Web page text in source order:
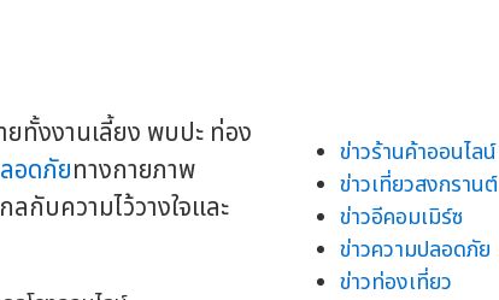
ทั้งงานเลี้ยง พบปะ ท่อง
อดภัยทางกายภาพ
กับความไว้วางใจและ
ข่าวร้านค้าออนไลน์
ข่าวเที่ยวสงกรานต์
ข่าวอีคอมเมิร์ซ
ข่าวความปลอดภัย
ข่าวท่องเที่ยว